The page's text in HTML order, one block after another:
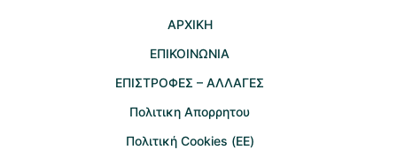
AΡΧΙΚΗ
ΕΠΙΚΟΙΝΩΝΙΑ
EΠΙΣΤΡΟΦΕΣ – ΑΛΛΑΓΕΣ
Πολιτικη Απορρητου
Πολιτική Cookies (ΕΕ)